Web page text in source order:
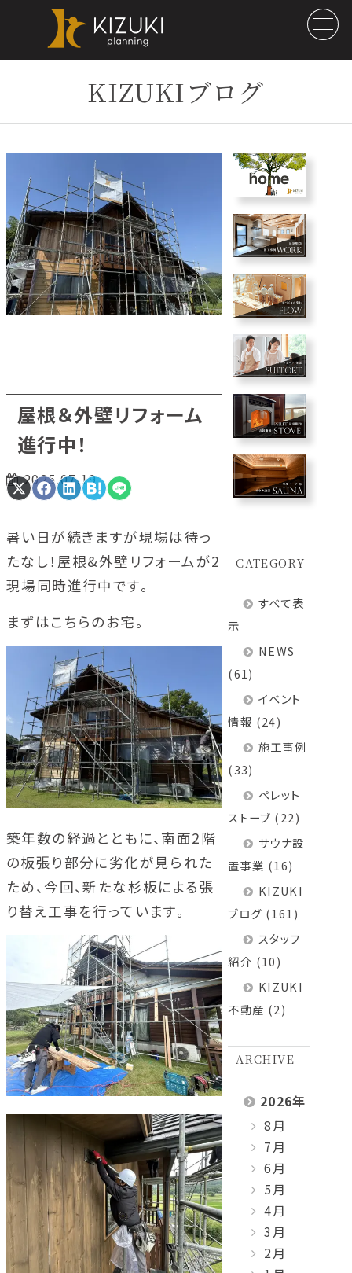
KIZUKIブログ
屋根＆外壁リフォーム
進行中！
2025.07.19
Share
(Twitter)
ShareShare
on
Share
on
Share
on
暑い日が続きますが現場は待っ
たなし！屋根&外壁リフォームが2
現場同時進行中です。
まずはこちらのお宅。
築年数の経過とともに、南面2階
の板張り部分に劣化が見られた
ため、今回、新たな杉板による張
り替え工事を行っています。
CATEGORY
すべて表
示
NEWS
(61)
イベント
情報 (24)
施工事例
(33)
ペレット
ストーブ (22)
サウナ設
置事業 (16)
KIZUKI
ブログ (161)
スタッフ
紹介 (10)
KIZUKI
不動産 (2)
ARCHIVE
2026年
8月
7月
6月
5月
4月
3月
2月